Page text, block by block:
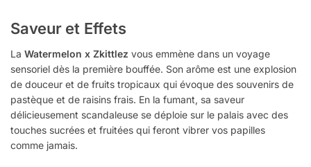
Saveur et Effets
La Watermelon x Zkittlez vous emmène dans un voyage
sensoriel dès la première bouffée. Son arôme est une explosion
de douceur et de fruits tropicaux qui évoque des souvenirs de
pastèque et de raisins frais. En la fumant, sa saveur
délicieusement scandaleuse se déploie sur le palais avec des
touches sucrées et fruitées qui feront vibrer vos papilles
comme jamais.